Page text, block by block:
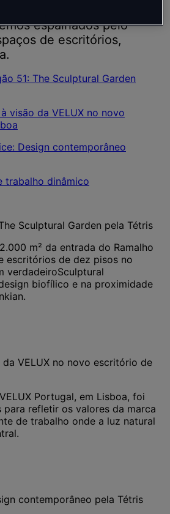
projetos de design e
espalhados pelo
de escritórios,
Sculptural Garden pela Tétris
m² da entrada do Ramalho
escritórios de dez pisos no
verdadeiroSculptural
biofílico e na proximidade
VELUX no novo escritório de
Portugal, em Lisboa, foi
para refletir os valores da marca
de trabalho onde a luz natural
contemporâneo pela Tétris